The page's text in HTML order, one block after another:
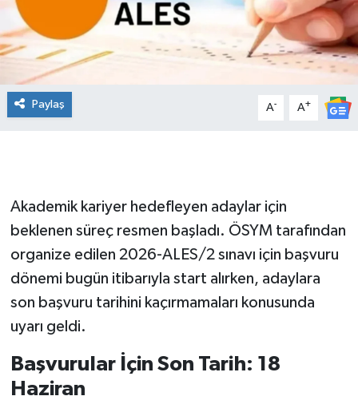
Paylaş A- A+
Akademik kariyer hedefleyen adaylar için
beklenen süreç resmen başladı. ÖSYM tarafından
organize edilen 2026-ALES/2 sınavı için başvuru
dönemi bugün itibarıyla start alırken, adaylara
son başvuru tarihini kaçırmamaları konusunda
uyarı geldi.
Başvurular İçin Son Tarih: 18
Haziran